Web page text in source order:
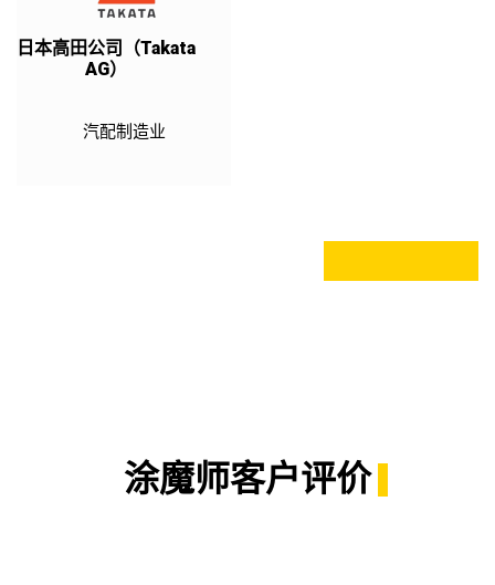
日本高田公司（Takata
AG）
汽配制造业
涂魔师客户评价